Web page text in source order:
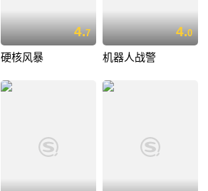
4.7
硬核风暴
4.0
机器人战警